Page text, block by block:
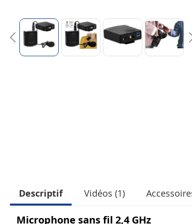
Descriptif Vidéos (1)
Microphone sans fil 2,4 GHz